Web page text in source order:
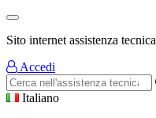
Sito internet assistenza tecnica
Accedi
Italiano